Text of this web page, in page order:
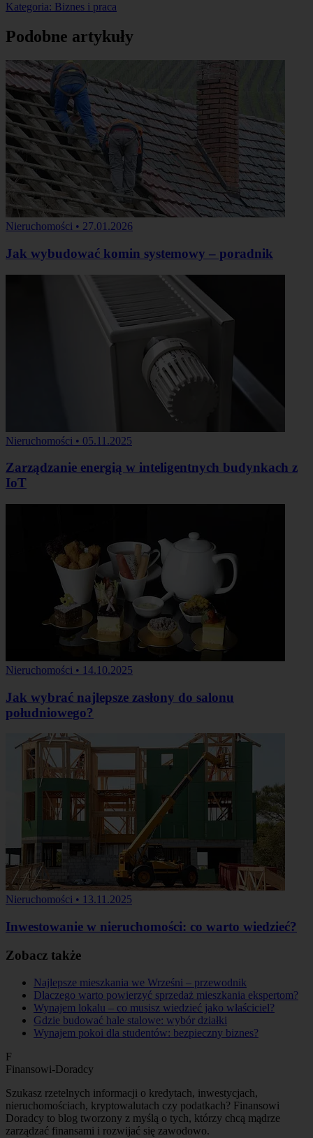
Kategoria: Biznes i praca
Podobne artykuły
Nieruchomości • 27.01.2026
Jak wybudować komin systemowy – poradnik
Nieruchomości • 05.11.2025
Zarządzanie energią w inteligentnych budynkach z
IoT
Nieruchomości • 14.10.2025
Jak wybrać najlepsze zasłony do salonu
południowego?
Nieruchomości • 13.11.2025
Inwestowanie w nieruchomości: co warto wiedzieć?
Zobacz także
Najlepsze mieszkania we Wrześni – przewodnik
Dlaczego warto powierzyć sprzedaż mieszkania ekspertom?
Wynajem lokalu – co musisz wiedzieć jako właściciel?
Gdzie budować hale stalowe: wybór działki
Wynajem pokoi dla studentów: bezpieczny biznes?
F
Finansowi-Doradcy
Szukasz rzetelnych informacji o kredytach, inwestycjach,
nieruchomościach, kryptowalutach czy podatkach? Finansowi
Doradcy to blog tworzony z myślą o tych, którzy chcą mądrze
zarządzać finansami i rozwijać się zawodowo.